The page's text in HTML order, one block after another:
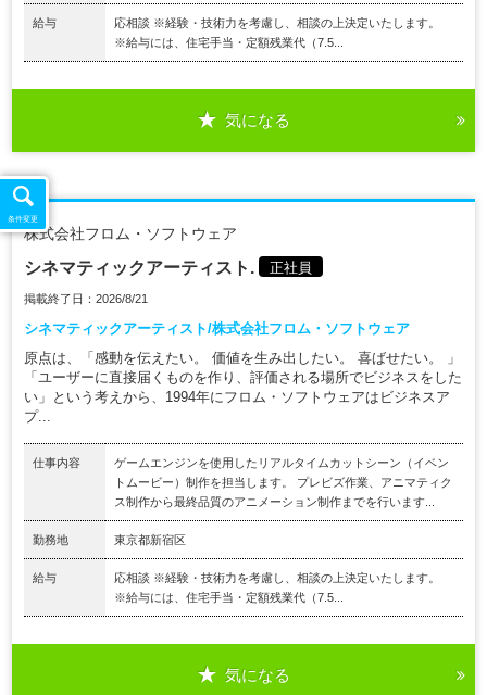
給与
応相談 ※経験・技術力を考慮し、相談の上決定いたします。
※給与には、住宅手当・定額残業代（7.5...
気になる
株式会社フロム・ソフトウェア
シネマティックアーティスト. 正社員
掲載終了日：2026/8/21
シネマティックアーティスト/株式会社フロム・ソフトウェア
原点は、「感動を伝えたい。 価値を生み出したい。 喜ばせたい。 」
「ユーザーに直接届くものを作り、評価される場所でビジネスをした
い」という考えから、1994年にフロム・ソフトウェアはビジネスア
プ...
仕事内容
ゲームエンジンを使用したリアルタイムカットシーン（イベン
トムービー）制作を担当します。 プレビズ作業、アニマティク
ス制作から最終品質のアニメーション制作までを行います...
勤務地 東京都新宿区
給与
応相談 ※経験・技術力を考慮し、相談の上決定いたします。
※給与には、住宅手当・定額残業代（7.5...
気になる
条件変更